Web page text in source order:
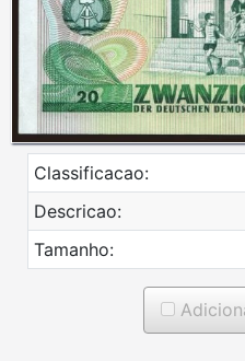
Classificacao:
Descricao:
Tamanho: